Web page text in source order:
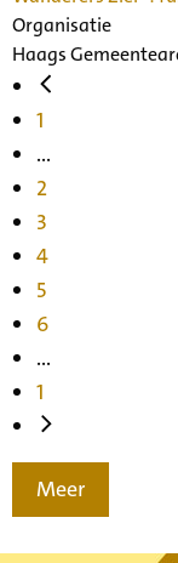
Organisatie
Haags
1
...
2
3
4
5
6
...
1
Meer